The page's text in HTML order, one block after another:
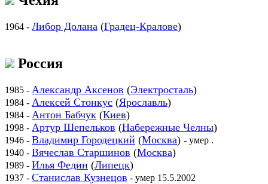
1964 - Либор Долана (Градец-Кралове)
Россия
1985 - Александр Аксенов (Электросталь)
1984 - Алексей Стонкус (Ярославль)
1984 - Антон Бабчук (Киев)
1998 - Артур Шепельков (Набережные Челны)
1946 - Владимир Городецкий (Москва) - умер .
1940 - Вячеслав Старшинов (Москва)
1989 - Илья Федин (Липецк)
1937 - Станислав Кузнецов - умер 15.5.2002